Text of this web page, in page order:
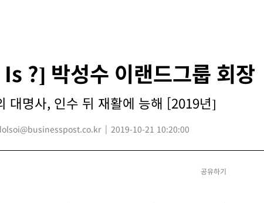
?] 박성수 이랜드그룹 회장
대명사, 인수 뒤 재활에 능해 [2019년]
2019-10-21 10:20:00
공유하기